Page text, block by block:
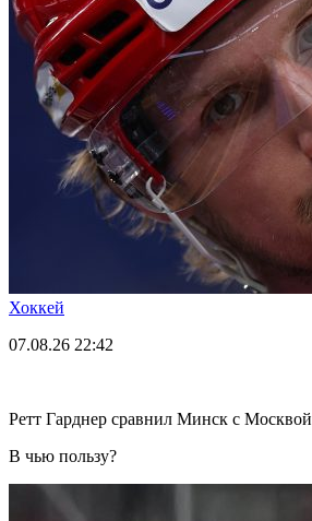
Хоккей
07.08.26 22:42
Ретт Гарднер сравнил Минск с Москвой
В чью пользу?